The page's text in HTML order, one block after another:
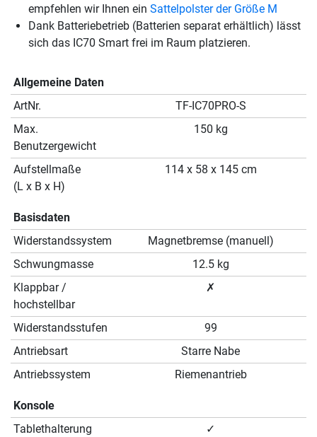
empfehlen wir Ihnen ein Sattelpolster der Größe M
Dank Batteriebetrieb (Batterien separat erhältlich) lässt
sich das IC70 Smart frei im Raum platzieren.
Allgemeine Daten
ArtNr.
TF-IC70PRO-S
Max.
Benutzergewicht
150 kg
Aufstellmaße
(L x B x H)
114 x 58 x 145 cm
Basisdaten
Widerstandssystem
Magnetbremse (manuell)
Schwungmasse
12.5 kg
Klappbar /
hochstellbar
✗
Widerstandsstufen
99
Antriebsart
Starre Nabe
Antriebssystem
Riemenantrieb
Konsole
Tablethalterung
✓